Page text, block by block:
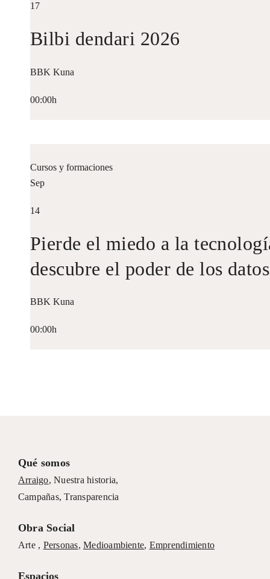
17
Bilbi dendari 2026
BBK Kuna
00:00h
Cursos y formaciones
Sep
14
Pierde el miedo a la
descubre el poder de los datos
BBK Kuna
00:00h
Qué somos
Arraigo,Nuestra historia,
Campañas, Transparencia
Obra Social
Arte , Personas,Medioambiente, Emprendimiento
Espacios